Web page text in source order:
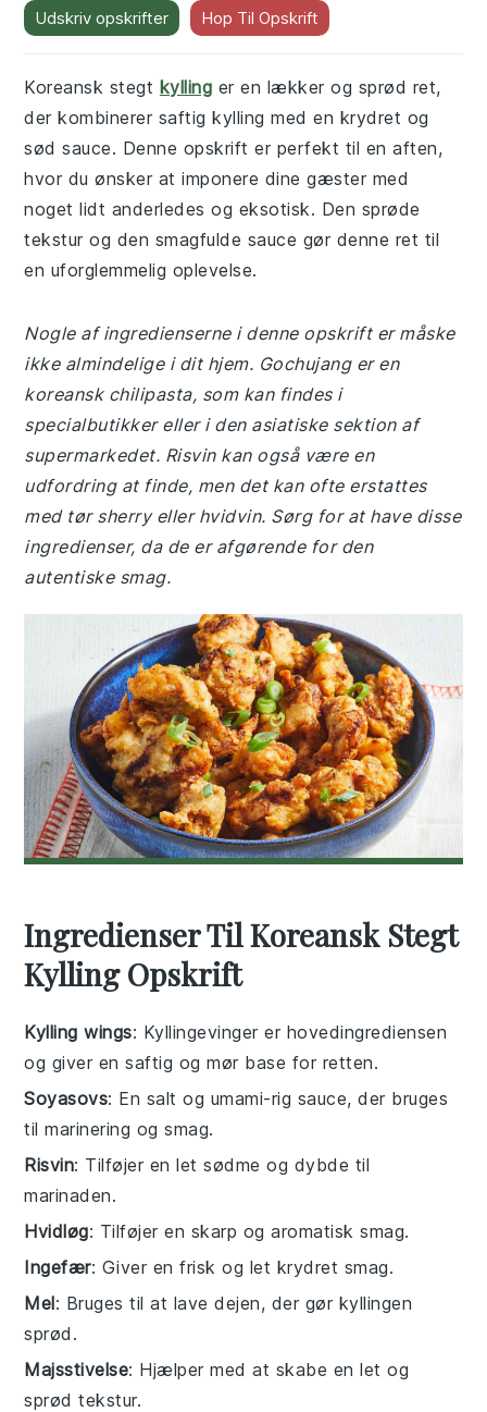
Udskriv opskrifter Hop Til Opskrift
Koreansk stegt kylling er en lækker og sprød ret,
der kombinerer saftig kylling med en krydret og
sød sauce. Denne opskrift er perfekt til en aften,
hvor du ønsker at imponere dine gæster med
noget lidt anderledes og eksotisk. Den sprøde
tekstur og den smagfulde sauce gør denne ret til
en uforglemmelig oplevelse.
Nogle af ingredienserne i denne opskrift er måske
ikke almindelige i dit hjem. Gochujang er en
koreansk chilipasta, som kan findes i
specialbutikker eller i den asiatiske sektion af
supermarkedet. Risvin kan også være en
udfordring at finde, men det kan ofte erstattes
med tør sherry eller hvidvin. Sørg for at have disse
ingredienser, da de er afgørende for den
autentiske smag.
Ingredienser Til Koreansk Stegt
Kylling Opskrift
Kylling wings: Kyllingevinger er hovedingrediensen
og giver en saftig og mør base for retten.
Soyasovs: En salt og umami-rig sauce, der bruges
til marinering og smag.
Risvin: Tilføjer en let sødme og dybde til
marinaden.
Hvidløg: Tilføjer en skarp og aromatisk smag.
Ingefær: Giver en frisk og let krydret smag.
Mel: Bruges til at lave dejen, der gør kyllingen
sprød.
Majsstivelse: Hjælper med at skabe en let og
sprød tekstur.